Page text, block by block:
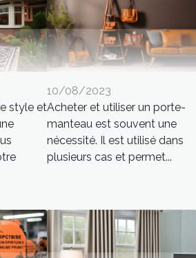
style et
10/08/2023
Acheter et utiliser un porte-
manteau est souvent une
nécessité. Il est utilisé dans
plusieurs cas et permet...